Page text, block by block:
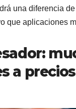
una diferencia
que aplicaciones
a